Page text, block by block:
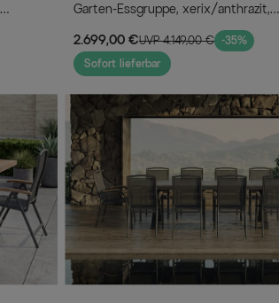
Garten-Essgruppe, xerix/anthrazit,
Alu/Glaskeramik, 8 Klappstühle,
220/280x100cm
2.699,00 €UVP 4.149,00 € -35%
Sofort lieferbar